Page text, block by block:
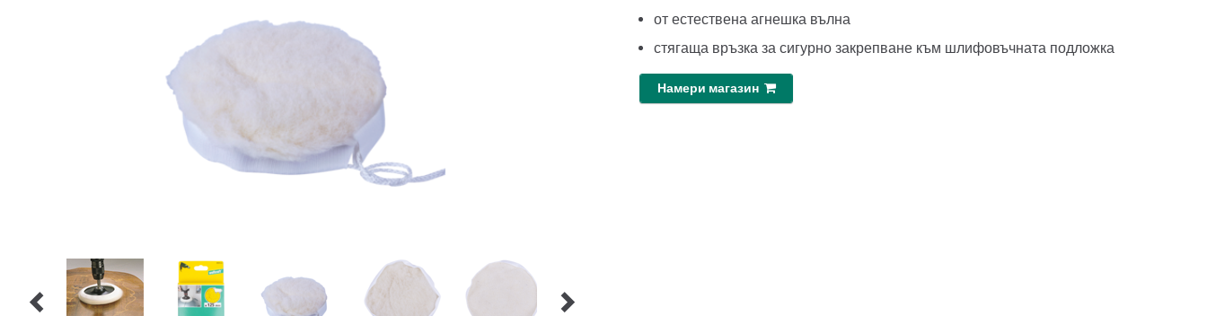
от естествена агнешка вълна
стягаща връзка за сигурно закрепване към шлифовъчната подложка
Намери магазин